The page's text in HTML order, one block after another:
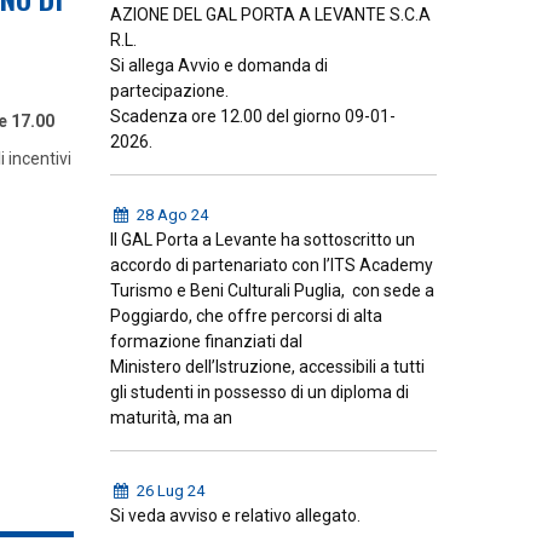
17.00
incentivi
AZIONE DEL GAL PORTA A LEVANTE S.C.A
R.L.
Si allega Avvio e domanda di
partecipazione.
Scadenza ore 12.00 del giorno 09-01-
2026.
28 Ago 24
Il GAL Porta a Levante ha sottoscritto un
accordo di partenariato con l’ITS Academy
Turismo e Beni Culturali Puglia, con sede a
Poggiardo, che offre percorsi di alta
formazione finanziati dal
Ministero dell’Istruzione, accessibili a tutti
gli studenti in possesso di un diploma di
maturità, ma an
26 Lug 24
Si veda avviso e relativo allegato.